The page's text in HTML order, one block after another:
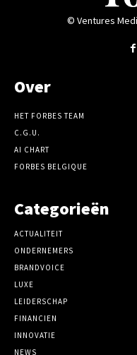
© Ventures
Over
HET FORBES TEAM
C.G.U.
AI CHART
FORBES BELGIQUE
Categorieën
ACTUALITEIT
ONDERNEMERS
BRANDVOICE
LUXE
LEIDERSCHAP
FINANCIEN
INNOVATIE
NEWS